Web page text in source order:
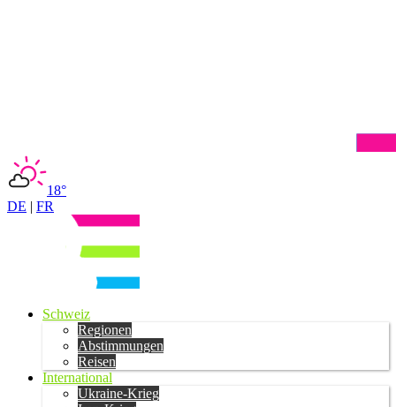
18°
DE | FR
Schweiz
Regionen
Abstimmungen
Reisen
International
Ukraine-Krieg